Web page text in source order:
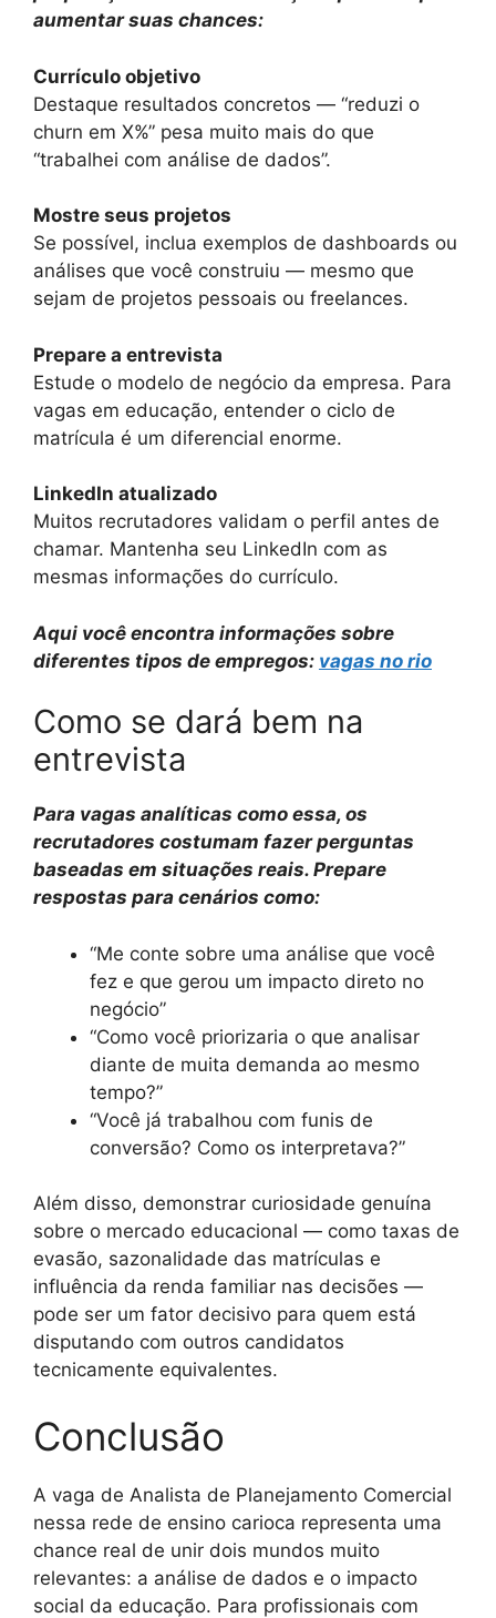
aumentar suas chances:
Currículo objetivo
Destaque resultados concretos — “reduzi o
churn em X%” pesa muito mais do que
“trabalhei com análise de dados”.
Mostre seus projetos
Se possível, inclua exemplos de dashboards ou
análises que você construiu — mesmo que
sejam de projetos pessoais ou freelances.
Prepare a entrevista
Estude o modelo de negócio da empresa. Para
vagas em educação, entender o ciclo de
matrícula é um diferencial enorme.
LinkedIn atualizado
Muitos recrutadores validam o perfil antes de
chamar. Mantenha seu LinkedIn com as
mesmas informações do currículo.
Aqui você encontra informações sobre
diferentes tipos de empregos: vagas no rio
Como se dará bem na
entrevista
Para vagas analíticas como essa, os
recrutadores costumam fazer perguntas
baseadas em situações reais. Prepare
respostas para cenários como:
“Me conte sobre uma análise que você
fez e que gerou um impacto direto no
negócio”
“Como você priorizaria o que analisar
diante de muita demanda ao mesmo
tempo?”
“Você já trabalhou com funis de
conversão? Como os interpretava?”
Além disso, demonstrar curiosidade genuína
sobre o mercado educacional — como taxas de
evasão, sazonalidade das matrículas e
influência da renda familiar nas decisões —
pode ser um fator decisivo para quem está
disputando com outros candidatos
tecnicamente equivalentes.
Conclusão
A vaga de Analista de Planejamento Comercial
nessa rede de ensino carioca representa uma
chance real de unir dois mundos muito
relevantes: a análise de dados e o impacto
social da educação. Para profissionais com